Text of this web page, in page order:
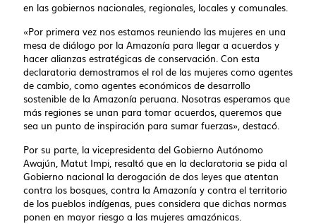
en las gobiernos nacionales, regionales, locales y comunales.
«Por primera vez nos estamos reuniendo las mujeres en una
mesa de diálogo por la Amazonía para llegar a acuerdos y
hacer alianzas estratégicas de conservación. Con esta
declaratoria demostramos el rol de las mujeres como agentes
de cambio, como agentes económicos de desarrollo
sostenible de la Amazonía peruana. Nosotras esperamos que
más regiones se unan para tomar acuerdos, queremos que
sea un punto de inspiración para sumar fuerzas», destacó.
Por su parte, la vicepresidenta del Gobierno Autónomo
Awajún, Matut Impi, resaltó que en la declaratoria se pida al
Gobierno nacional la derogación de dos leyes que atentan
contra los bosques, contra la Amazonía y contra el territorio
de los pueblos indígenas, pues considera que dichas normas
ponen en mayor riesgo a las mujeres amazónicas.